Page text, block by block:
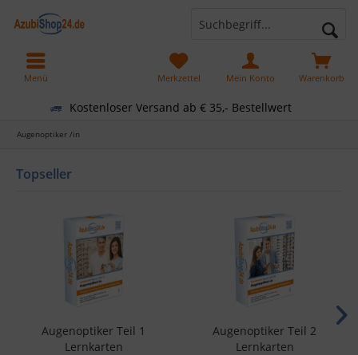
Kostenloser Versand ab € 35,- Bestellwert
Warenkorb
Merkzettel Mein Konto
Menü
Augenoptiker /in
Topseller
Augenoptiker Teil 1
Lernkarten
Augenoptiker Teil 2
Lernkarten